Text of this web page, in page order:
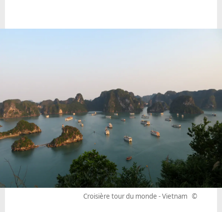
Croisière tour du monde - Vietnam ©